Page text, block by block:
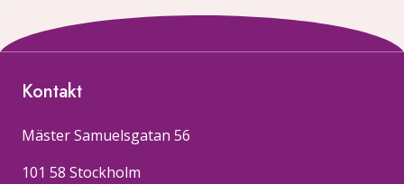
Kontakt
Mäster Samuelsgatan 56
101 58 Stockholm